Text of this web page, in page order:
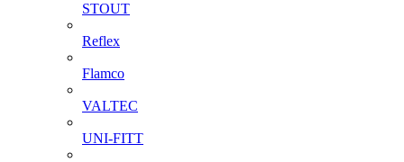
STOUT
Reflex
Flamco
VALTEC
UNI-FITT